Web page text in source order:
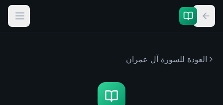
العودة للسورة آل عمران